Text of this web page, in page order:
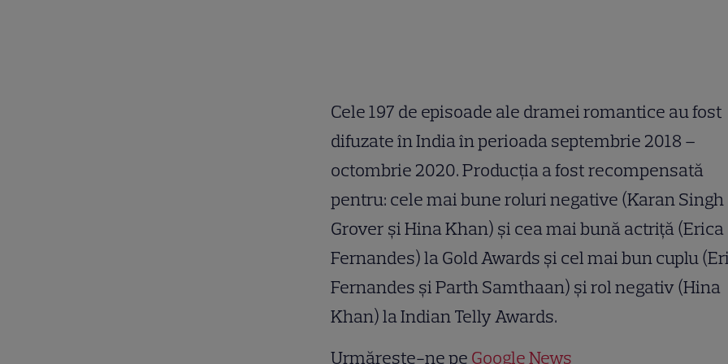
Cele 197 de episoade ale dramei romantice au fost
difuzate în India în perioada septembrie 2018 –
octombrie 2020. Producția a fost recompensată
pentru: cele mai bune roluri negative (Karan Singh
Grover și Hina Khan) și cea mai bună actriță (Erica
Fernandes) la Gold Awards și cel mai bun cuplu
Fernandes și Parth Samthaan) și rol negativ (Hina
Khan) la Indian Telly Awards.
Urmărește-ne pe Google News